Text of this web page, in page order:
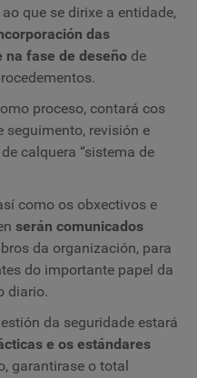
que se dirixe a entidade,
das
na fase de deseño de
proceso, contará cos
seguimento, revisión e
calquera “sistema de
como os obxectivos e
serán comunicados
da organización, para
do importante papel da
diario.
da seguridade estará
e os estándares
garantirase o total